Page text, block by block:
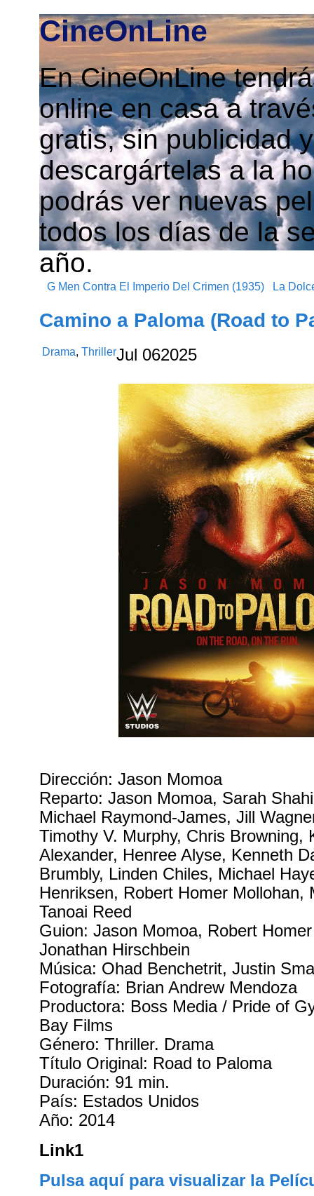
CineOnLine
En CineOnLine
online en casa a
gratis, sin publicidad
descargártelas a la
podrás ver nuevas
todos los días de la
año.
G Men Contra El Imperio Del Crimen (1935) La
Camino a Paloma (Road to
Drama,ThrillerJul 062025
Dirección: Jason Momoa
Reparto: Jason Momoa, Sarah
Michael Raymond-James, Jill
Timothy V. Murphy, Chris Browning,
Alexander, Henree Alyse, Kenneth
Brumbly, Linden Chiles, Michael
Henriksen, Robert Homer Mollohan,
Tanoai Reed
Guion: Jason Momoa, Robert
Jonathan Hirschbein
Música: Ohad Benchetrit, Justin
Fotografía: Brian Andrew Mendoza
Productora: Boss Media / Pride of
Bay Films
Género: Thriller. Drama
Título Original: Road to Paloma
Duración: 91 min.
País: Estados Unidos
Año: 2014
Link1
Pulsa aquí para visualizar la